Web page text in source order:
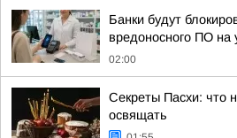
Банки будут
вредоносного ПО на
02:00
Секреты Пасхи: что
освящать